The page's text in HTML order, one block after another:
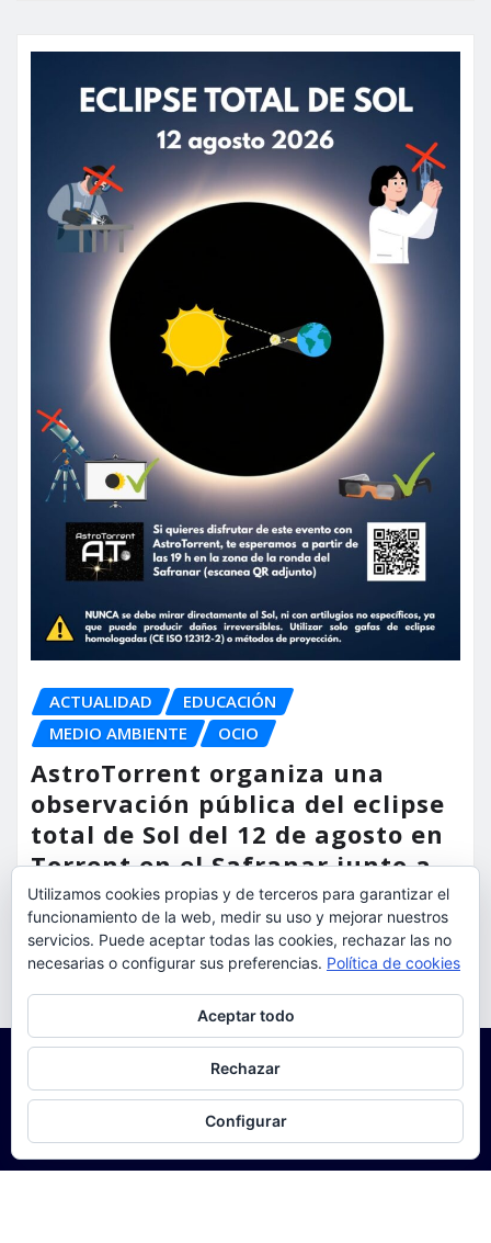
ACTUALIDAD
EDUCACIÓN
MEDIO AMBIENTE
OCIO
AstroTorrent organiza una
observación pública del eclipse
total de Sol del 12 de agosto en
Torrent en el Safranar junto a
las vías del AVE
torrent al dia Ago 5, 2026
Utilizamos cookies propias y de terceros para garantizar el
funcionamiento de la web, medir su uso y mejorar nuestros
servicios. Puede aceptar todas las cookies, rechazar las no
necesarias o configurar sus preferencias. Política de cookies
Aceptar todo
Rechazar
Configurar
Para obtener más información, incluido cómo gestionar las cookies,